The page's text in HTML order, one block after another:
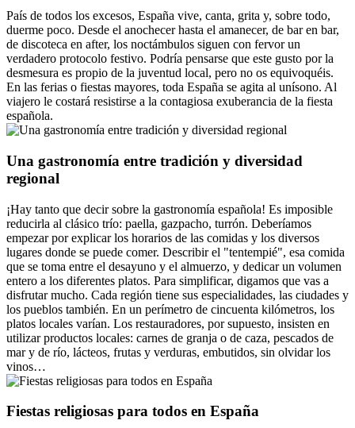
País de todos los excesos, España vive, canta, grita y, sobre todo,
duerme poco. Desde el anochecer hasta el amanecer, de bar en bar,
de discoteca en after, los noctámbulos siguen con fervor un
verdadero protocolo festivo. Podría pensarse que este gusto por la
desmesura es propio de la juventud local, pero no os equivoquéis.
En las ferias o fiestas mayores, toda España se agita al unísono. Al
viajero le costará resistirse a la contagiosa exuberancia de la fiesta
española.
Una gastronomía entre tradición y diversidad
regional
¡Hay tanto que decir sobre la gastronomía española! Es imposible
reducirla al clásico trío: paella, gazpacho, turrón. Deberíamos
empezar por explicar los horarios de las comidas y los diversos
lugares donde se puede comer. Describir el "tentempié", esa comida
que se toma entre el desayuno y el almuerzo, y dedicar un volumen
entero a los diferentes platos. Para simplificar, digamos que vas a
disfrutar mucho. Cada región tiene sus especialidades, las ciudades y
los pueblos también. En un perímetro de cincuenta kilómetros, los
platos locales varían. Los restauradores, por supuesto, insisten en
utilizar productos locales: carnes de granja o de caza, pescados de
mar y de río, lácteos, frutas y verduras, embutidos, sin olvidar los
vinos…
Fiestas religiosas para todos en España